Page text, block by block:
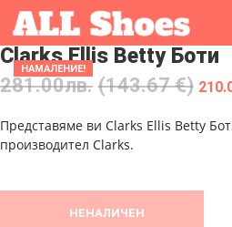
НАМАЛЕНИЕ!
Clarks Ellis Betty Боти
281.00лв. (143.67 €)
Представяме ви Clarks Ellis Betty
производител Clarks.
НЕНАЛИЧЕН